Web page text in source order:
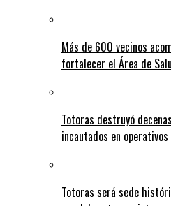
Más de 600 vecinos
fortalecer el Área de
Totoras destruyó
incautados en
Totoras será sede